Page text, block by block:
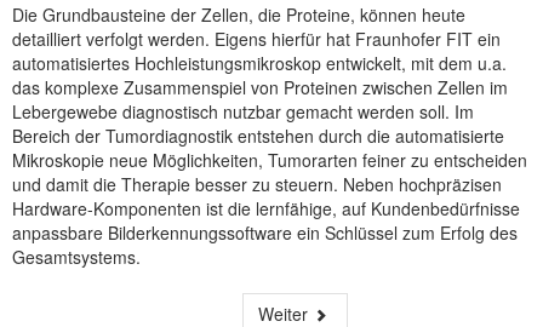
Die Grundbausteine der Zellen, die Proteine, können heute
detailliert verfolgt werden. Eigens hierfür hat Fraunhofer FIT ein
automatisiertes Hochleistungsmikroskop entwickelt, mit dem u.a.
das komplexe Zusammenspiel von Proteinen zwischen Zellen im
Lebergewebe diagnostisch nutzbar gemacht werden soll. Im
Bereich der Tumordiagnostik entstehen durch die automatisierte
Mikroskopie neue Möglichkeiten, Tumorarten feiner zu entscheiden
und damit die Therapie besser zu steuern. Neben hochpräzisen
Hardware-Komponenten ist die lernfähige, auf Kundenbedürfnisse
anpassbare Bilderkennungssoftware ein Schlüssel zum Erfolg des
Gesamtsystems.
Weiter